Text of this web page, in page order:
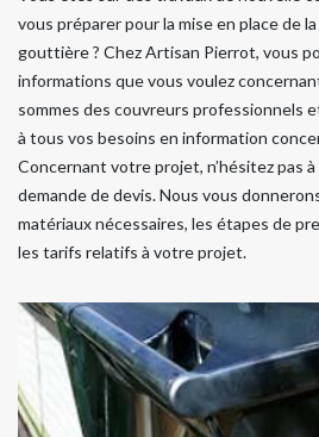
vous préparer pour la mise en place de
gouttière ? Chez Artisan Pierrot, vous
informations que vous voulez
sommes des couvreurs professionnels
à tous vos besoins en information
Concernant votre projet, n’hésitez pas
demande de devis. Nous vous
matériaux nécessaires, les étapes de
les tarifs relatifs à votre projet.